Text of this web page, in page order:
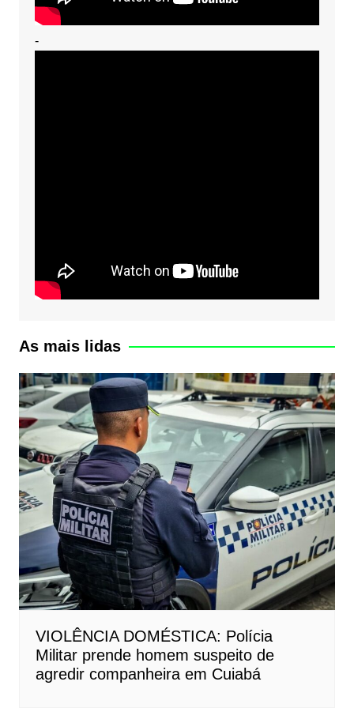
-
As mais lidas
VIOLÊNCIA DOMÉSTICA: Polícia
Militar prende homem suspeito de
agredir companheira em Cuiabá